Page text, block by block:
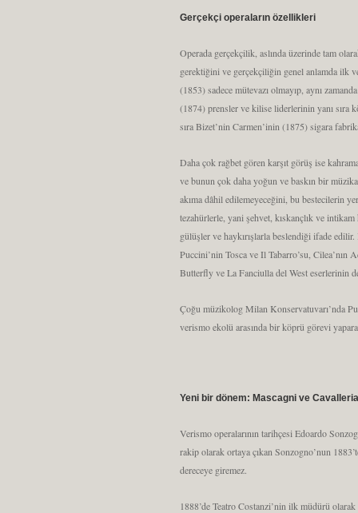
Gerçekçi operaların özellikleri
Operada gerçekçilik, aslında üzerinde tam
gerektiğini ve gerçekçiliğin genel anlamda ilk
(1853) sadece mütevazı olmayıp, aynı
(1874) prensler ve kilise liderlerinin yanı sıra
sıra Bizet’nin Carmen’inin (1875) sigara
Daha çok rağbet gören karşıt görüş ise
ve bunun çok daha yoğun ve baskın bir
akıma dâhil edilemeyeceğini, bu bestecilerin
tezahürlerle, yani şehvet, kıskançlık ve
gülüşler ve haykırışlarla beslendiği ifade
Puccini’nin Tosca ve Il Tabarro’su,
Butterfly ve La Fanciulla del West eserlerinin
Çoğu müzikolog Milan Konservatuvarı’nda
verismo ekolü arasında bir köprü görevi
Yeni bir dönem: Mascagni ve
Verismo operalarının tarihçesi Edoardo
rakip olarak ortaya çıkan Sonzogno’nun
dereceye giremez.
1888’de Teatro Costanzi’nin ilk müdürü